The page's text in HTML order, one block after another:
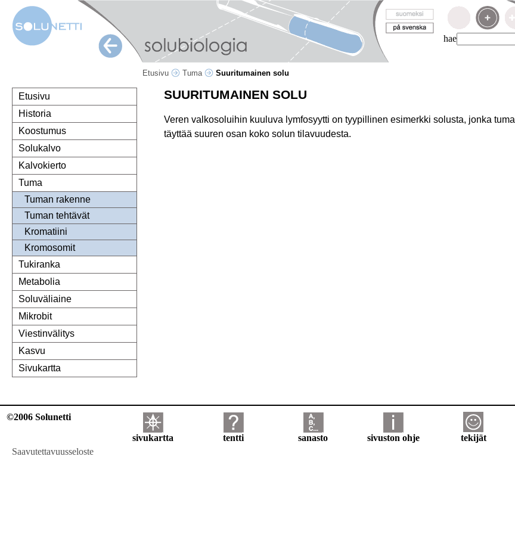
hae
Etusivu Tuma Suuritumainen solu
Etusivu
Historia
Koostumus
Solukalvo
Kalvokierto
Tuma
Tuman rakenne
Tuman tehtävät
Kromatiini
Kromosomit
Tukiranka
Metabolia
Soluväliaine
Mikrobit
Viestinvälitys
Kasvu
Sivukartta
SUURITUMAINEN SOLU
Veren valkosoluihin kuuluva lymfosyytti on tyypillinen esimerkki solusta, jonka tuma
täyttää suuren osan koko solun tilavuudesta.
©2006 Solunetti
sivukartta tentti sanasto sivuston ohje
tekijät
Saavutettavuusseloste